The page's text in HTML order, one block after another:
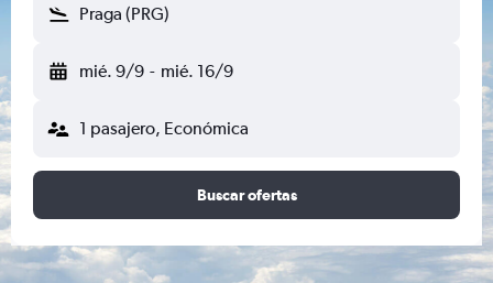
Praga (PRG)
mié. 9/9 - mié. 16/9
1 pasajero, Económica
Buscar ofertas